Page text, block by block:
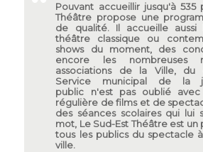
Pouvant accueillir jusqu'à 535
Théâtre propose une
de qualité. Il accueille
théâtre classique ou
shows du moment, des
encore les nombreuses
associations de la Ville, du
Service municipal de la
public n'est pas oublié
régulière de films et de
des séances scolaires qui lui
mot, Le Sud-Est Théâtre est
tous les publics du spectacle
ville.